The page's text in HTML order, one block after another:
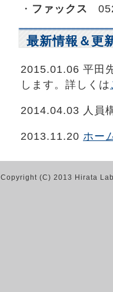
・ ファックス
最新情報＆更
2015.01.06 平田
します。詳しくは
2014.04.03 人員
2013.11.20 ホー
Copyright (C) 2013 Hirata